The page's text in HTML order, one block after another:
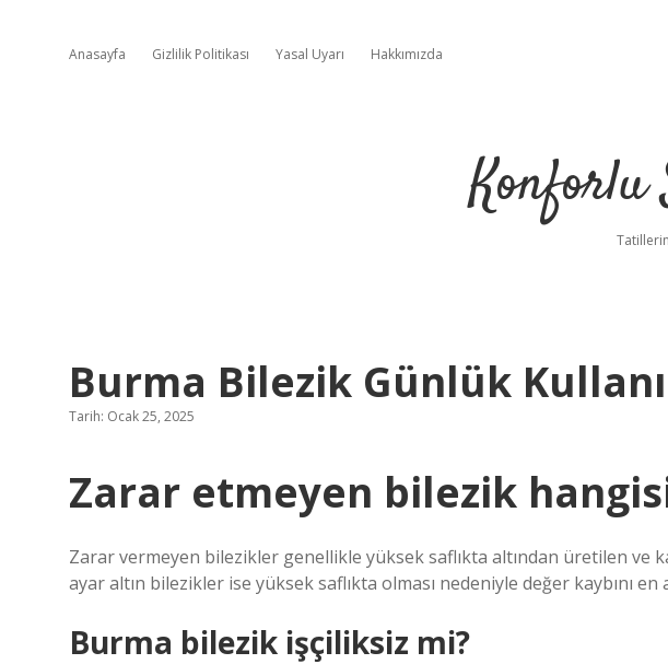
Anasayfa Gizlilik Politikası Yasal Uyarı Hakkımızda
Konforlu
Burma Bilezik Günlük
Tarih: Ocak 25, 2025
Zarar etmeyen bilezik
Zarar vermeyen bilezikler genellikle yüksek saflıkta altından üretilen ve
ayar altın bilezikler ise yüksek saflıkta olması nedeniyle değer kaybını en
Burma bilezik işçiliksiz mi?